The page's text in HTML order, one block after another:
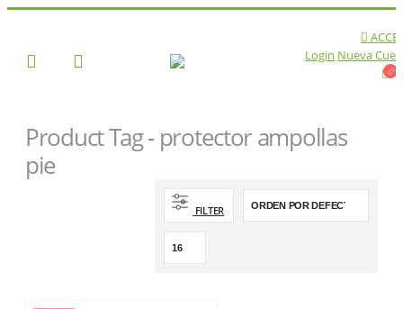
Login Nueva
Product Tag - protector ampollas
pie
FILTER